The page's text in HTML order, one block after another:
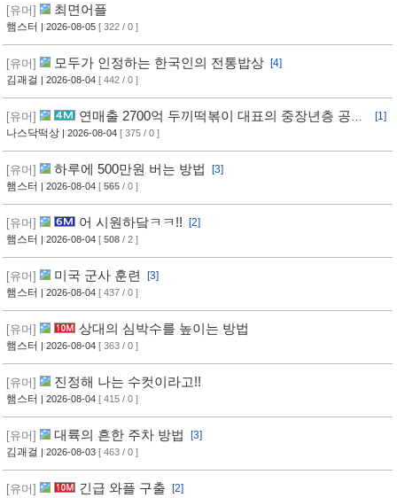
[유머] 최면어플
햄스터 | 2026-08-05 [ 322 / 0 ]
[유머] 모두가 인정하는 한국인의 전통밥상
[4]
김괘걸 | 2026-08-04 [ 442 / 0 ]
[유머]
연매출 2700억 두끼떡볶이 대표의 중장년층 공략
방법
[1]
나스닥떡상 | 2026-08-04 [ 375 / 0 ]
[유머] 하루에 500만원 버는 방법
[3]
햄스터 | 2026-08-04 [ 565 / 0 ]
[유머] 어 시원하닼ㅋㅋ!!
[2]
햄스터 | 2026-08-04 [ 508 / 2 ]
[유머] 미국 군사 훈련
[3]
햄스터 | 2026-08-04 [ 437 / 0 ]
[유머] 상대의 심박수를 높이는 방법
햄스터 | 2026-08-04 [ 363 / 0 ]
[유머] 진정해 나는 수컷이라고!!
햄스터 | 2026-08-04 [ 415 / 0 ]
[유머] 대륙의 흔한 주차 방법
[3]
김괘걸 | 2026-08-03 [ 463 / 0 ]
[유머] 긴급 와플 구출 [2]